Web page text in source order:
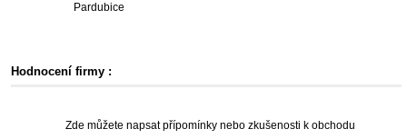
Pardubice
Hodnocení firmy :
Zde můžete napsat přípomínky nebo zkušenosti k obchodu